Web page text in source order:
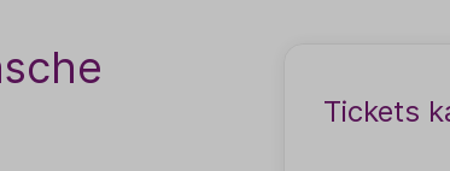
Tickets